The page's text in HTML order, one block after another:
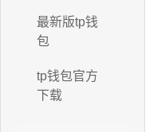
最新版tp钱
包
tp钱包官方
下载